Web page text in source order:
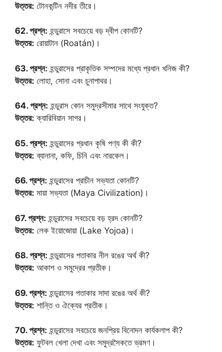
উত্তর: টোনকন্টিন নদীর তীরে।
62. প্রশ্ন: হন্ডুরাসে সবচেয়ে বড় দ্বীপ কোনটি?
উত্তর: রোয়াটান (Roatán)।
63. প্রশ্ন: হন্ডুরাসের প্রাকৃতিক সম্পদের মধ্যে প্রধান খনিজ কী?
উত্তর: লোহা, সোনা এবং চুনাপাথর।
64. প্রশ্ন: হন্ডুরাস কোন সমুদ্রসীমার সাথে সংযুক্ত?
উত্তর: ক্যারিবিয়ান সাগর।
65. প্রশ্ন: হন্ডুরাসের প্রধান কৃষি পণ্য কী কী?
উত্তর: ব্যানানা, কফি, চিনি এবং নারকেল।
66. প্রশ্ন: হন্ডুরাসের প্রাচীন সভ্যতা কোনটি?
উত্তর: মায়া সভ্যতা (Maya Civilization)।
67. প্রশ্ন: হন্ডুরাসের সবচেয়ে বড় হ্রদ কোনটি?
উত্তর: লেক ইয়োজোয়া (Lake Yojoa)।
68. প্রশ্ন: হন্ডুরাসের পতাকার নীল রঙের অর্থ কী?
উত্তর: আকাশ ও সমুদ্রের প্রতীক।
69. প্রশ্ন: হন্ডুরাসের পতাকার সাদা রঙের অর্থ কী?
উত্তর: শান্তি ও ঐক্যের প্রতীক।
70. প্রশ্ন: হন্ডুরাসের সবচেয়ে জনপ্রিয় বিনোদন কার্যকলাপ কী?
উত্তর: ফুটবল খেলা দেখা এবং সমুদ্রসৈকতে ভ্রমণ।